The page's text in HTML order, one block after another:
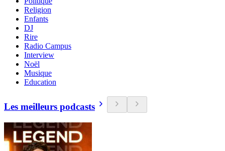
Religion
Enfants
DJ
Rire
Radio Campus
Interview
Noël
Musique
Education
Les meilleurs podcasts